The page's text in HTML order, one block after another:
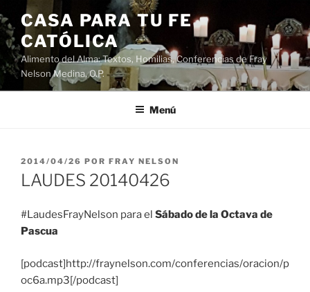
Saltar
al
contenido
CASA PARA TU FE
CATÓLICA
Alimento del Alma: Textos, Homilias, Conferencias de Fray
Nelson Medina, O.P.
Menú
PUBLICADO
EL
2014/04/26 POR FRAY NELSON
LAUDES 20140426
#LaudesFrayNelson para el Sábado de la Octava de
Pascua
[podcast]http://fraynelson.com/conferencias/oracion/p
oc6a.mp3[/podcast]